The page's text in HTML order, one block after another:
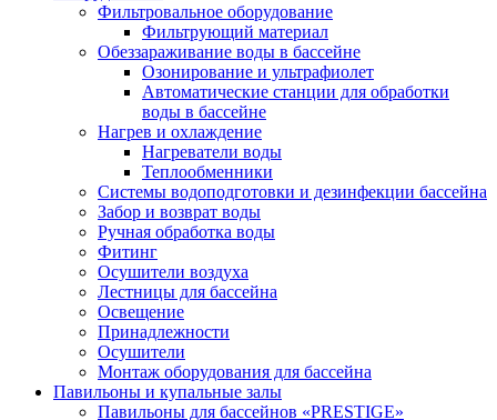
Фильтровальное оборудование
Фильтрующий материал
Обеззараживание воды в бассейне
Озонирование и ультрафиолет
Автоматические станции для обработки
воды в бассейне
Нагрев и охлаждение
Нагреватели воды
Теплообменники
Системы водоподготовки и дезинфекции бассейна
Забор и возврат воды
Ручная обработка воды
Фитинг
Осушители воздуха
Лестницы для бассейна
Освещение
Принадлежности
Осушители
Монтаж оборудования для бассейна
Павильоны и купальные залы
Павильоны для бассейнов «PRESTIGE»